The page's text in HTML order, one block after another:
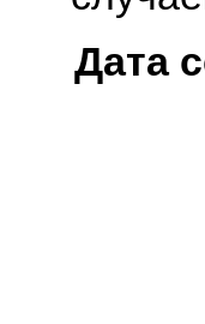
Дата